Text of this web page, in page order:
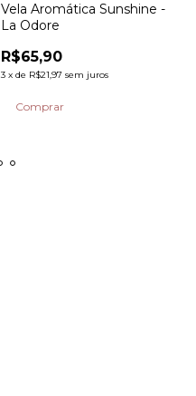
Vela Aromática Sunshine -
La Odore
R$65,90
3 x de R$21,97 sem juros